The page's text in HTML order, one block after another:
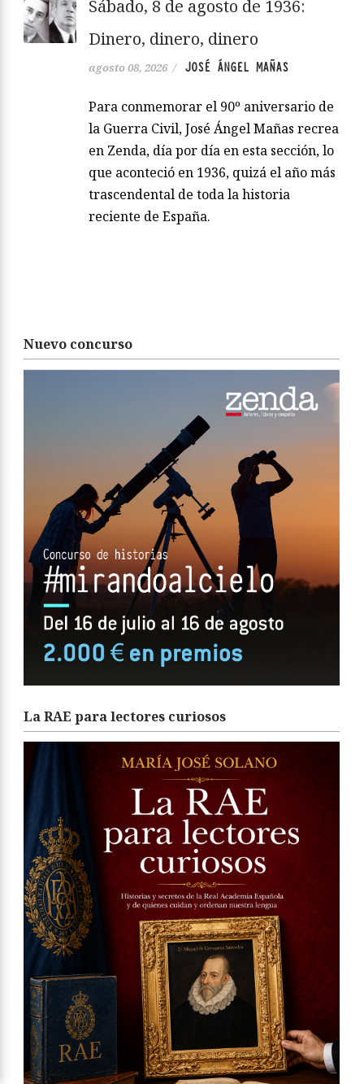
Sábado, 8 de agosto de 1936:
Dinero, dinero, dinero
agosto 08, 2026 / JOSÉ ÁNGEL MAÑAS
Para conmemorar el 90º aniversario de
la Guerra Civil, José Ángel Mañas recrea
en Zenda, día por día en esta sección, lo
que aconteció en 1936, quizá el año más
trascendental de toda la historia
reciente de España.
Nuevo concurso
La RAE para lectores curiosos